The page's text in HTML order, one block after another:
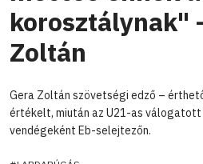
korosztálynak"
Zoltán
Gera Zoltán szövetségi edző –
értékelt, miután az U21-as
vendégeként Eb-selejtezőn.